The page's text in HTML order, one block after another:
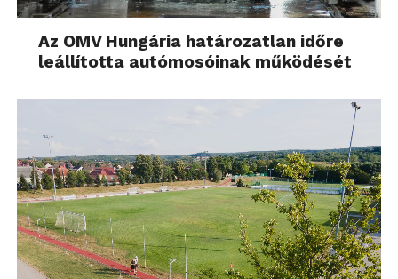
Az OMV Hungária határozatlan időre
leállította autómosóinak működését